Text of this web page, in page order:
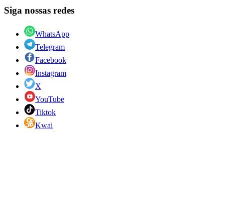
Siga nossas redes
WhatsApp
Telegram
Facebook
Instagram
X
YouTube
Tiktok
Kwai